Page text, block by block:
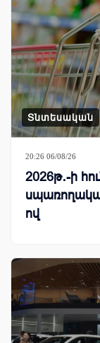
Տնտեսական
20:26 06/08/26
2026թ․-ի
ով